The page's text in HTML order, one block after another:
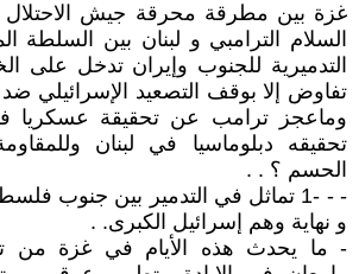
غزة بين مطرقة محرقة جيش
السلام الترامبي و لبنان بين السلطة
التدميرية للجنوب وإيران تدخل على
تفاوض إلا بوقف التصعيد الإسرائيلي
وماعجز ترامب عن تحقيقة عسكريا
تحقيقه دبلوماسيا في لبنان وللمقاومة
الحسم ؟ . .
- - -1 تماثل في التدمير بين جنوب
و نهاية وهم إسرائيل الكبرى. .
- ما يحدث هذه الأيام في غزة من